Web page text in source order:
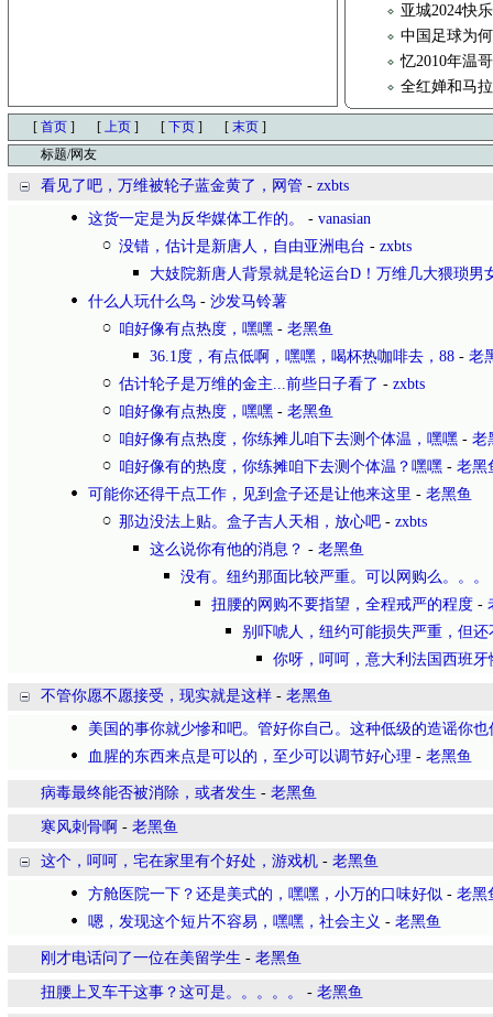
亚城2024快
中国足球为
忆2010年温
全红婵和马
[ 首页 ] [ 上页 ] [ 下页 ] [ 末页 ]
标题/网友
看见了吧，万维被轮子蓝金黄了，网管 - zxbts
这货一定是为反华媒体工作的。
- vanasian
没错，估计是新唐人，自由亚洲电台 - zxbts
大妓院新唐人背景就是轮运台D！万维几大猥琐男
什么人玩什么鸟 - 沙发马铃薯
咱好像有点热度，嘿嘿 - 老黑鱼
36.1度，有点低啊，嘿嘿，喝杯热咖啡去，88 - 老
估计轮子是万维的金主...前些日子看了 - zxbts
咱好像有点热度，嘿嘿 - 老黑鱼
咱好像有点热度，你练摊儿咱下去测个体温，嘿嘿 - 老
咱好像有的热度，你练摊咱下去测个体温？嘿嘿 - 老黑
可能你还得干点工作，见到盒子还是让他来这里 - 老黑鱼
那边没法上贴。盒子吉人天相，放心吧 - zxbts
这么说你有他的消息？ - 老黑鱼
没有。纽约那面比较严重。可以网购么。。。
扭腰的网购不要指望，全程戒严的程度 -
别吓唬人，纽约可能损失严重，但还
你呀，呵呵，意大利法国西班
不管你愿不愿接受，现实就是这样 - 老黑鱼
美国的事你就少慘和吧。管好你自己。这种低级的造谣你也
血腥的东西来点是可以的，至少可以调节好心理 - 老黑鱼
病毒最终能否被消除，或者发生 - 老黑鱼
寒风刺骨啊 - 老黑鱼
这个，呵呵，宅在家里有个好处，游戏机 - 老黑鱼
方舱医院一下？还是美式的，嘿嘿，小万的口味好似 - 老黑
嗯，发现这个短片不容易，嘿嘿，社会主义 - 老黑鱼
刚才电话问了一位在美留学生 - 老黑鱼
扭腰上叉车干这事？这可是。。。。。 - 老黑鱼